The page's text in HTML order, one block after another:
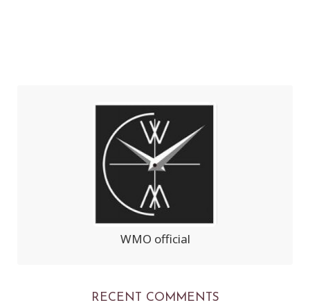
WMO official
RECENT COMMENTS